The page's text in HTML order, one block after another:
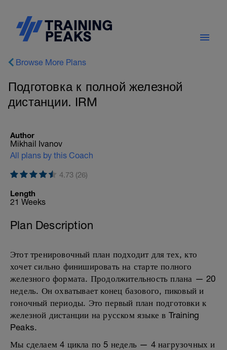
Browse More Plans
Подготовка к полной железной
дистанции. IRM
Author
Mikhail Ivanov
All plans by this Coach
4.73 (26)
Length
21 Weeks
Plan Description
Этот тренировочный план подходит для тех, кто
хочет сильно финишировать на старте полного
железного формата. Продолжительность плана — 20
недель. Он охватывает конец базового, пиковый и
гоночный периоды. Это первый план подготовки к
железной дистанции на русском языке в Training
Peaks.
Мы сделаем 4 цикла по 5 недель — 4 нагрузочных и